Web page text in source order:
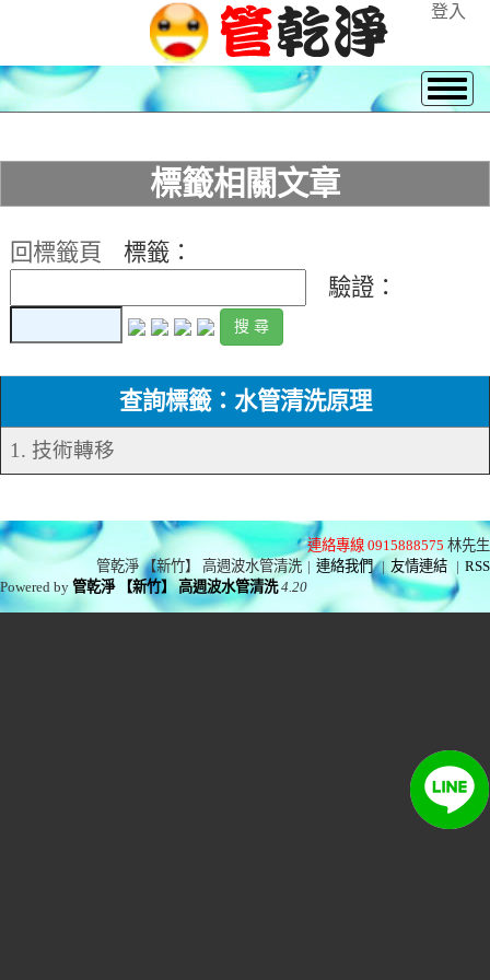
登入
標籤相關文章
回標籤頁
標籤：
驗證：
查詢標籤：水管清洗原理
1. 技術轉移
連絡專線 0915888575 林先生
管乾淨 【新竹】 高週波水管清洗 | 連絡我們 | 友情連結 | RSS
Powered by管乾淨 【新竹】 高週波水管清洗 4.20